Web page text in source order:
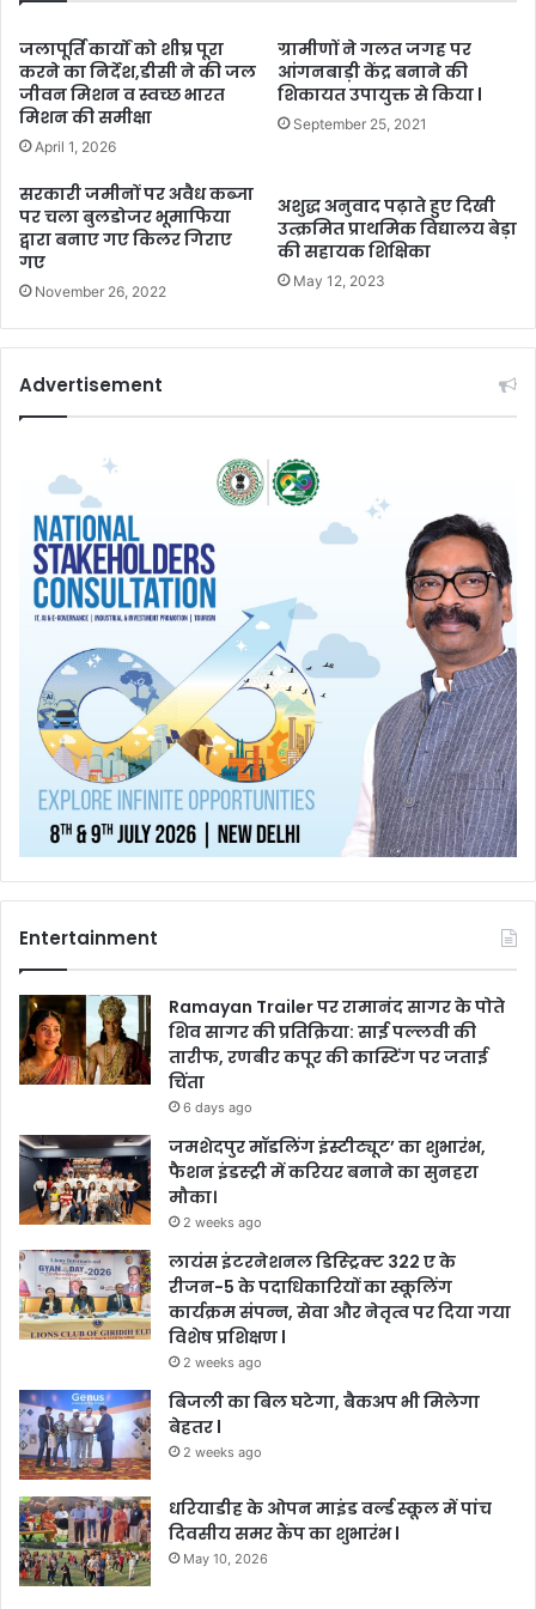
जलापूर्ति कार्यों को शीघ्र पूरा
करने का निर्देश,डीसी ने की जल
जीवन मिशन व स्वच्छ भारत
मिशन की समीक्षा
April 1, 2026
ग्रामीणों ने गलत जगह पर
आंगनबाड़ी केंद्र बनाने की
शिकायत उपायुक्त से किया l
September 25, 2021
सरकारी जमीनों पर अवैध कब्जा
पर चला बुलडोजर भूमाफिया
द्वारा बनाए गए किलर गिराए
गए
November 26, 2022
अशुद्ध अनुवाद पढ़ाते हुए दिखी
उत्क्रमित प्राथमिक विद्यालय बेड़ा
की सहायक शिक्षिका
May 12, 2023
Advertisement
Entertainment
Ramayan Trailer पर रामानंद सागर के पोते
शिव सागर की प्रतिक्रिया: साई पल्लवी की
तारीफ, रणबीर कपूर की कास्टिंग पर जताई
चिंता
6 days ago
जमशेदपुर मॉडलिंग इंस्टीट्यूट’ का शुभारंभ,
फैशन इंडस्ट्री में करियर बनाने का सुनहरा
मौका।
2 weeks ago
लायंस इंटरनेशनल डिस्ट्रिक्ट 322 ए के
रीजन-5 के पदाधिकारियों का स्कूलिंग
कार्यक्रम संपन्न, सेवा और नेतृत्व पर दिया गया
विशेष प्रशिक्षण l
2 weeks ago
बिजली का बिल घटेगा, बैकअप भी मिलेगा
बेहतर l
2 weeks ago
धरियाडीह के ओपन माइंड वर्ल्ड स्कूल में पांच
दिवसीय समर कैंप का शुभारंभ l
May 10, 2026